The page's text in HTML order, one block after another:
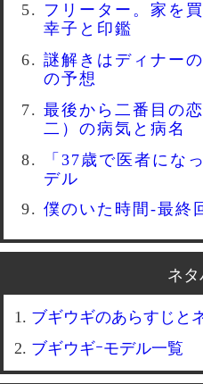
フリーター。家を
幸子と印鑑
謎解きはディナー
の予想
最後から二番目の
二）の病気と病名
「37歳で医者にな
デル
僕のいた時間-最終
ネタ
ブギウギのあらすじと
ブギウギｰモデル一覧